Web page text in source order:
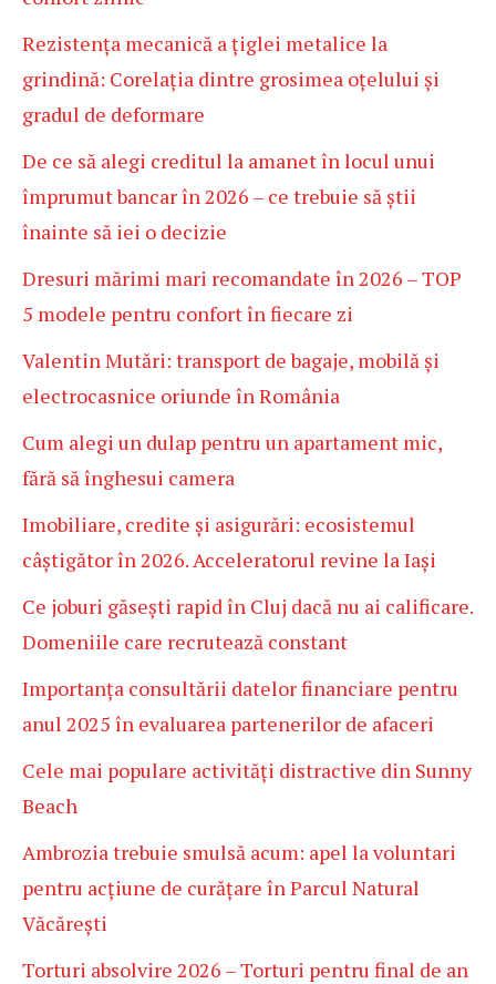
Rezistența mecanică a țiglei metalice la
grindină: Corelația dintre grosimea oțelului și
gradul de deformare
De ce să alegi creditul la amanet în locul unui
împrumut bancar în 2026 – ce trebuie să știi
înainte să iei o decizie
Dresuri mărimi mari recomandate în 2026 – TOP
5 modele pentru confort în fiecare zi
Valentin Mutări: transport de bagaje, mobilă și
electrocasnice oriunde în România
Cum alegi un dulap pentru un apartament mic,
fără să înghesui camera
Imobiliare, credite și asigurări: ecosistemul
câștigător în 2026. Acceleratorul revine la Iași
Ce joburi găsești rapid în Cluj dacă nu ai calificare.
Domeniile care recrutează constant
Importanța consultării datelor financiare pentru
anul 2025 în evaluarea partenerilor de afaceri
Cele mai populare activități distractive din Sunny
Beach
Ambrozia trebuie smulsă acum: apel la voluntari
pentru acțiune de curățare în Parcul Natural
Văcărești
Torturi absolvire 2026 – Torturi pentru final de an